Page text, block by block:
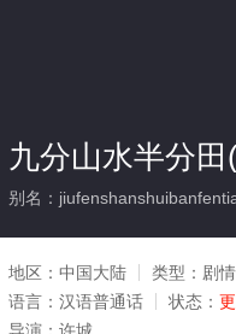
九分山水半分田
别名：
地区： 中国大陆 类型： 剧情
语言： 汉语普通话 状态：